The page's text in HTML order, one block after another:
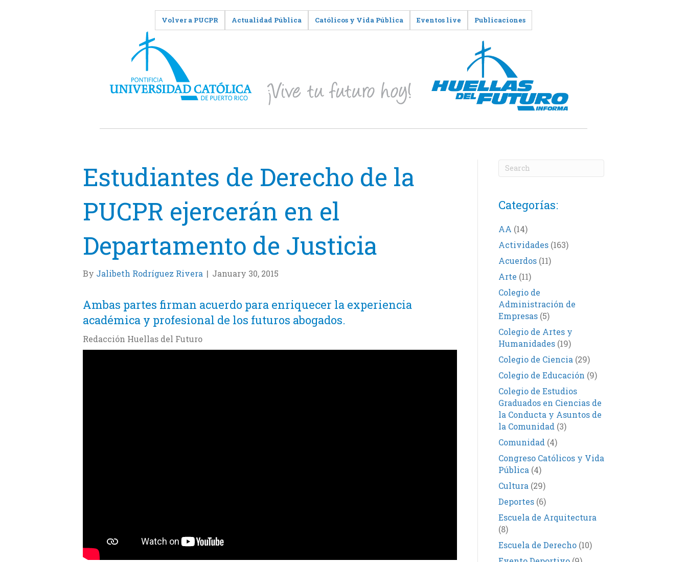
Volver a PUCPR Actualidad Pública Católicos y Vida Pública Eventos live Publicaciones
Estudiantes de Derecho de la
PUCPR ejercerán en el
Departamento de Justicia
By Jalibeth Rodríguez Rivera | January 30, 2015
Ambas partes firman acuerdo para enriquecer la experiencia
académica y profesional de los futuros abogados.
Redacción Huellas del Futuro
Categorías:
AA (14)
Actividades(163)
Acuerdos(11)
Arte (11)
Colegio de
Administración de
Empresas(5)
Colegio de Artes y
Humanidades(19)
Colegio de Ciencia (29)
Colegio de Educación (9)
Colegio de Estudios
Graduados en Ciencias de
la Conducta y Asuntos de
la Comunidad (3)
Comunidad (4)
Congreso Católicos y Vida
Pública (4)
Cultura (29)
Deportes(6)
Escuela de Arquitectura
(8)
Escuela de Derecho(10)